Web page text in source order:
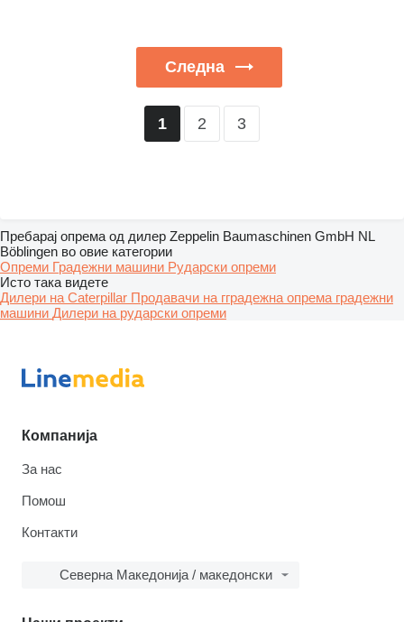
Следна
1 2 3
Пребарај опрема од дилер Zeppelin Baumaschinen GmbH NL
Böblingen во овие категории
Опреми Градежни машини Рударски опреми
Исто така видете
Дилери на Caterpillar Продавачи на гградежна опрема градежни
машини Дилери на рударски опреми
Компанија
За нас
Помош
Контакти
Северна Македонија / македонски